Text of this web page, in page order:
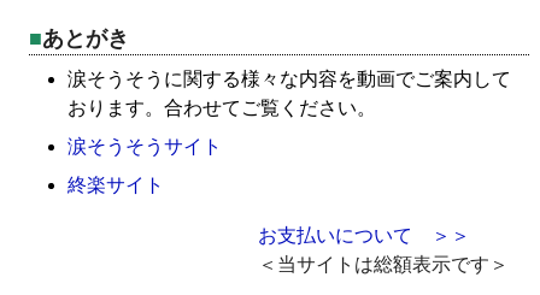
あとがき
涙そうそうに関する様々な内容を動画でご案内して
おります。合わせてご覧ください。
涙そうそうサイト
終楽サイト
お支払いについて ＞＞
＜当サイトは総額表示です＞